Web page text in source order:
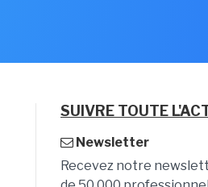
SUIVRE TOUTE
Newsletter
Recevez notre